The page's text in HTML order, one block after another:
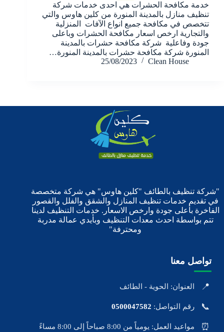
خدمة مكافحة الحشرات هي احدى خدمات شركة
تنظيف منازل بالمدينة المنورة من كلين هاوس والتي
تتخصص في مكافحة جميع انواع الآفات المنزلية
والتجارية ارخص اسعار مكافحة الحشرات وباعلى
جودة وفاعلية شركة مكافحة حشرات بالمدينة
المنورة شركة مكافحة حشرات بالمدينة المنورة…
Clean House
25/08/2023
"شركة تنظيف بالطائف "كلين هاوس" هي شركة متخصصة
في تقديم خدمات تنظيف المنازل والشقق والفلل والقصور
الفاخرة بأعلى جودة وارخص الاسعار. خدمات التنظيف لدينا
تتم بواسطة احدث معدات التنظيف وبأيدي عمالة مدربة
ومحترفة"
تواصل معنا
📍 العنوان: الحوية - الطائف
📞 رقم التواصل: 0500047582
⏰ مواعيد العمل: يومياً من 8:00 صباحاً إلى 8:00 مساءً